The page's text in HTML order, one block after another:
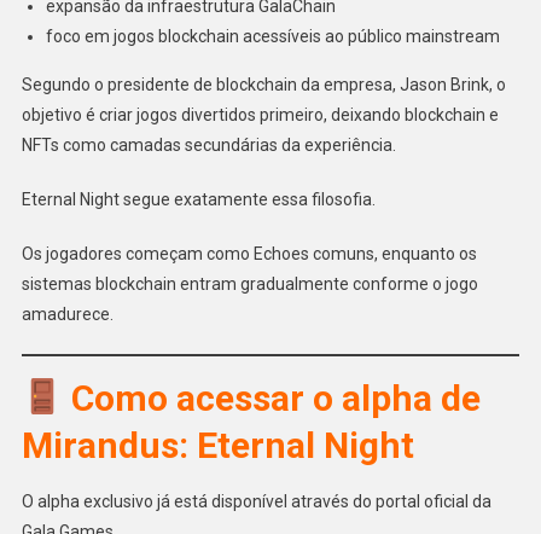
expansão da infraestrutura GalaChain
foco em jogos blockchain acessíveis ao público mainstream
Segundo o presidente de blockchain da empresa, Jason Brink, o
objetivo é criar jogos divertidos primeiro, deixando blockchain e
NFTs como camadas secundárias da experiência.
Eternal Night segue exatamente essa filosofia.
Os jogadores começam como Echoes comuns, enquanto os
sistemas blockchain entram gradualmente conforme o jogo
amadurece.
Como acessar o alpha de
Mirandus: Eternal Night
O alpha exclusivo já está disponível através do portal oficial da